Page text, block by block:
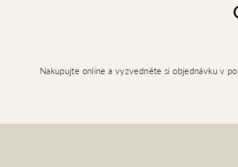
Nakupujte online a vyzvedněte si objednávku v